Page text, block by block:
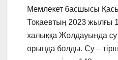
Мемлекет басшысы
Тоқаевтың 2023 жылғы 1
халыққа Жолдауында су
орында болды. Су –